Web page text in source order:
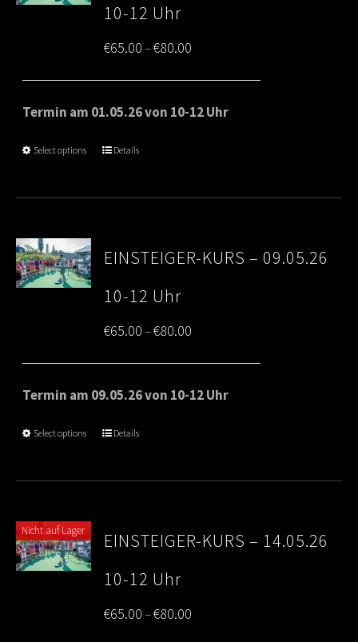
10-12 Uhr
€65.00–€80.00
range:
€65.00
Termin am 01.05.26 von 10-12 Uhr
Select options Details
EINSTEIGER-KURS – 09.05.26
10-12 Uhr
€65.00–€80.00
range:
€65.00
Termin am 09.05.26 von 10-12 Uhr
Select options Details
Nicht auf Lager
EINSTEIGER-KURS – 14.05.26
10-12 Uhr
€65.00–€80.00